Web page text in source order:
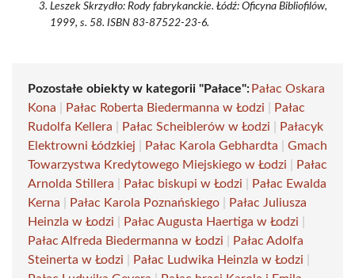
Leszek Skrzydło: Rody fabrykanckie. Łódź: Oficyna Bibliofilów,
1999, s. 58. ISBN 83-87522-23-6.
Pozostałe obiekty w kategorii "Pałace": Pałac Oskara
Kona
Pałac Roberta Biedermanna w Łodzi
Pałac
Rudolfa Kellera
Pałac Scheiblerów w Łodzi
Pałacyk
Elektrowni Łódzkiej
Pałac Karola Gebhardta
Gmach
Towarzystwa Kredytowego Miejskiego w Łodzi
Pałac
Arnolda Stillera
Pałac biskupi w Łodzi
Pałac Ewalda
Kerna
Pałac Karola Poznańskiego
Pałac Juliusza
Heinzla w Łodzi
Pałac Augusta Haertiga w Łodzi
Pałac Alfreda Biedermanna w Łodzi
Pałac Adolfa
Steinerta w Łodzi
Pałac Ludwika Heinzla w Łodzi